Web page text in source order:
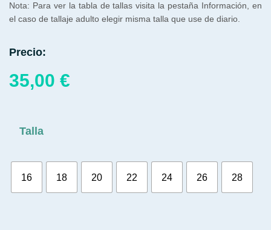
Nota: Para ver la tabla de tallas visita la pestaña Información, en
el caso de tallaje adulto elegir misma talla que use de diario.
Precio:
35,00 €
Talla
16 18 20 22 24 26 28